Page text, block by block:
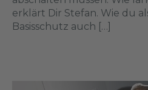
erklärt Dir Stefan. Wie du
Basisschutz auch […]